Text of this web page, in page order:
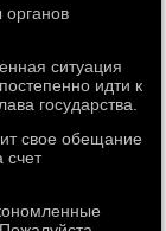
ситуация
идти к
государства.
свοе обещание
счет